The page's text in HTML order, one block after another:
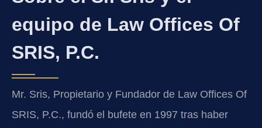
equipo de Law Offices Of
SRIS, P.C.
Mr. Sris, Propietario y Fundador de Law Offices Of
SRIS, P.C., fundó el bufete en 1997 tras haber